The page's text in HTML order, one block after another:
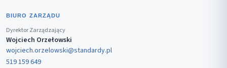
BIURO ZARZĄDU
Dyrektor Zarządzający
Wojciech Orzełowski
wojciech.orzelowski@standardy.pl
519 159 649